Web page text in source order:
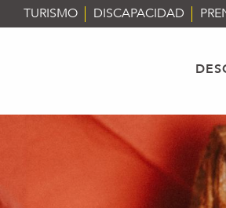
Aller
au
TURISMO DISCAPACIDAD